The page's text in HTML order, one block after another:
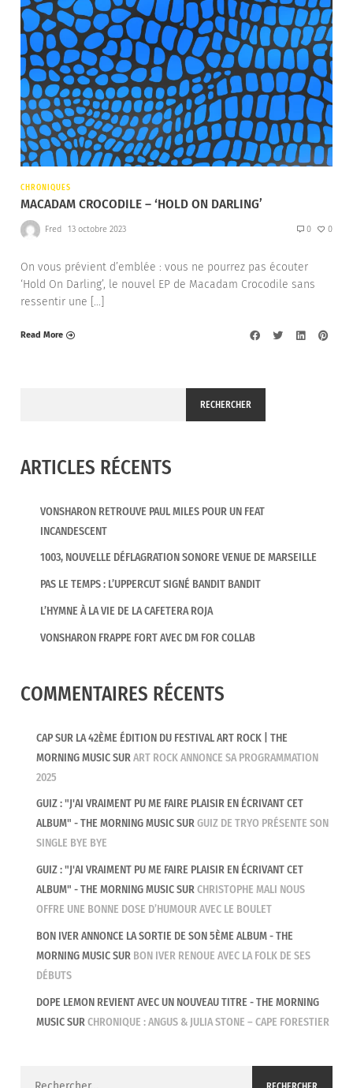
CHRONIQUES
MACADAM CROCODILE – ‘HOLD ON DARLING’
Fred 13 octobre 2023 0 0
On vous prévient d’emblée : vous ne pourrez pas écouter
‘Hold On Darling’, le nouvel EP de Macadam Crocodile sans
ressentir une […]
Read More
RECHERCHER
ARTICLES RÉCENTS
VONSHARON RETROUVE PAUL MILES POUR UN FEAT
INCANDESCENT
1003, NOUVELLE DÉFLAGRATION SONORE VENUE DE MARSEILLE
PAS LE TEMPS : L’UPPERCUT SIGNÉ BANDIT BANDIT
L’HYMNE À LA VIE DE LA CAFETERA ROJA
VONSHARON FRAPPE FORT AVEC DM FOR COLLAB
COMMENTAIRES RÉCENTS
CAP SUR LA 42ÈME ÉDITION DU FESTIVAL ART ROCK | THE
MORNING MUSICSURART ROCK ANNONCE SA PROGRAMMATION
2025
GUIZ : "J'AI VRAIMENT PU ME FAIRE PLAISIR EN ÉCRIVANT CET
ALBUM" - THE MORNING MUSICSURGUIZ DE TRYO PRÉSENTE SON
SINGLE BYE BYE
GUIZ : "J'AI VRAIMENT PU ME FAIRE PLAISIR EN ÉCRIVANT CET
ALBUM" - THE MORNING MUSICSURCHRISTOPHE MALI NOUS
OFFRE UNE BONNE DOSE D’HUMOUR AVEC LE BOULET
BON IVER ANNONCE LA SORTIE DE SON 5ÈME ALBUM - THE
MORNING MUSICSUR BON IVER RENOUE AVEC LA FOLK DE SES
DÉBUTS
DOPE LEMON REVIENT AVEC UN NOUVEAU TITRE - THE MORNING
MUSICSURCHRONIQUE : ANGUS & JULIA STONE – CAPE FORESTIER